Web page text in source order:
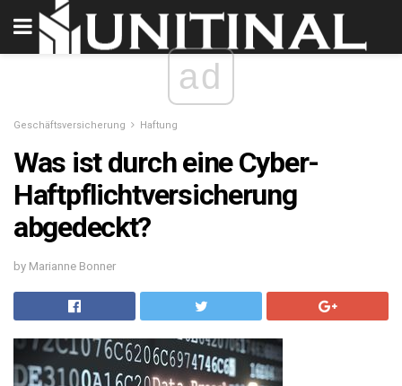
ad
Geschäftsversicherung Haftung
Was ist durch eine Cyber-
Haftpflichtversicherung
abgedeckt?
by Marianne Bonner